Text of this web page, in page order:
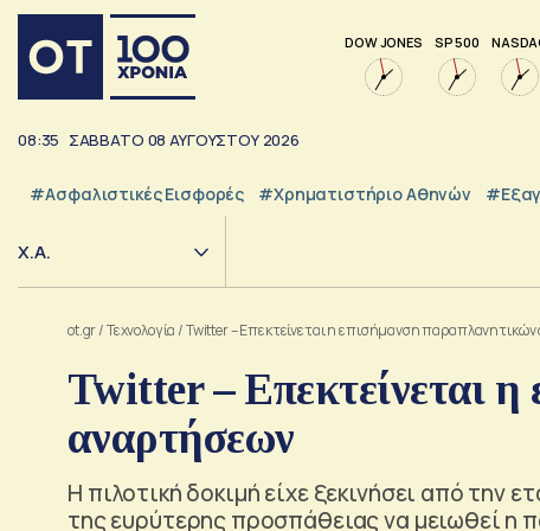
DOW JONES SP 500
08:35 ΣΑΒΒΑΤΟ 08 ΑΥΓΟΥΣΤΟΥ 2026
#Ασφαλιστικές Εισφορές #Χρηματιστήριο Αθηνών
Χ.Α.
ot.gr/Τεχνολογία /Twitter – Επεκτείνεται η επισήμανση
Twitter – Επεκτείνεται
αναρτήσεων
Η πιλοτική δοκιμή είχε ξεκινήσει από την
της ευρύτερης προσπάθειας να μειωθεί